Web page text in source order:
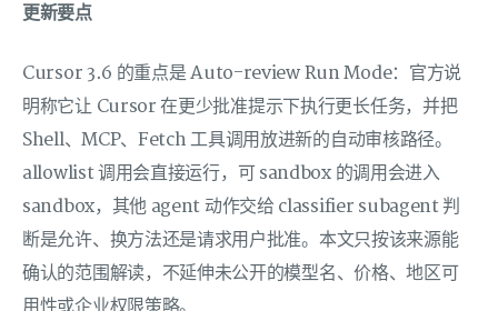
更新要点
Cursor 3.6 的重点是 Auto-review Run Mode：官方说
明称它让 Cursor 在更少批准提示下执行更长任务，并把
Shell、MCP、Fetch 工具调用放进新的自动审核路径。
allowlist 调用会直接运行，可 sandbox 的调用会进入
sandbox，其他 agent 动作交给 classifier subagent 判
断是允许、换方法还是请求用户批准。本文只按该来源能
确认的范围解读，不延伸未公开的模型名、价格、地区可
用性或企业权限策略。